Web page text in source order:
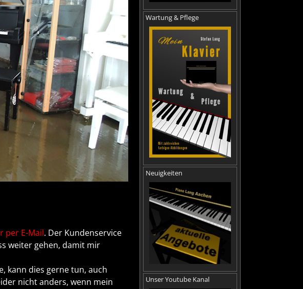
per E-Mail. Der Kundenservice
weiter gehen, damit mir
kann dies gerne tun, auch
nicht anders, wenn mein
Wartung & Pflege
Neuigkeiten
Unser Youtube Kanal